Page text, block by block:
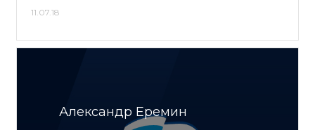
11.07.18
Александр Еремин